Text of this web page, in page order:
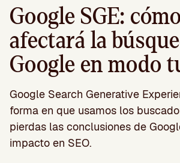
Google SGE:
afectará la
Google en modo
Google Search Generative
forma en que usamos los
pierdas las conclusiones de
impacto en SEO.